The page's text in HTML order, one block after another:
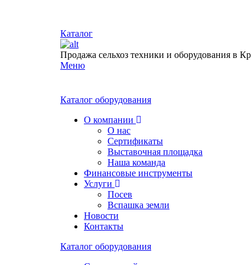
Каталог
Продажа сельхоз техники и оборудования в
Меню
Каталог оборудования
О компании
О нас
Сертификаты
Выставочная площадка
Наша команда
Финансовые инструменты
Услуги
Посев
Вспашка земли
Новости
Контакты
Каталог оборудования